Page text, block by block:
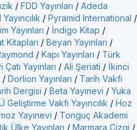
/ FDD Yayınları / Adeda
/ Pyramid International /
Yayınları / İndigo Kitap /
Kitapları / Beyan Yayınları /
/ Kapı Yayınları / Türk
Çatı Yayınları / Ali Şeriati / İkinci
/ Dorlion Yayınları / Tarih Vakfı
Dergisi / Beta Yayınevi / Yuka
Geliştirme Vakfı Yayıncılık / Hoz
Yayınevi / Tonguç Akademi
Ülke Yayınları / Marmara Çizgi /